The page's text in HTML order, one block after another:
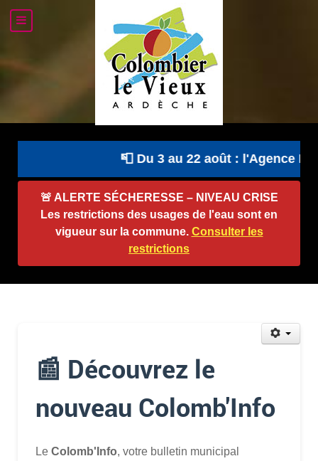
📮 Du 3 au 22 août : l'Agence
🚨 ALERTE SÉCHERESSE – NIVEAU CRISE
Les restrictions des usages de l'eau sont en
vigueur sur la commune. Consulter les
restrictions
📰 Découvrez le
nouveau Colomb'Info
Le Colomb'Info, votre bulletin municipal